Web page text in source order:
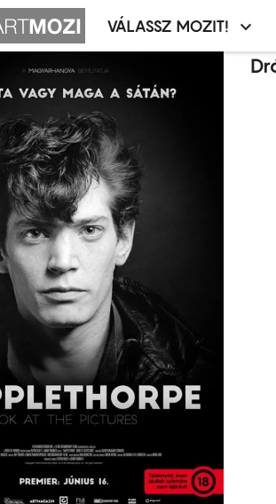
Moziválasztó
menü
VÁLASSZ MOZIT!